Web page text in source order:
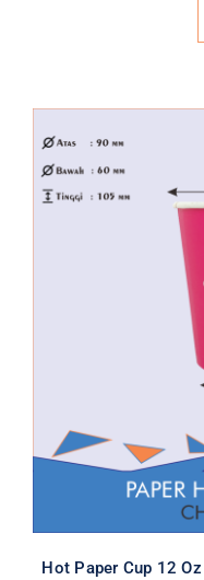
Hot Paper
Cetak Logo Paper Cup
Hot Paper Cup 12